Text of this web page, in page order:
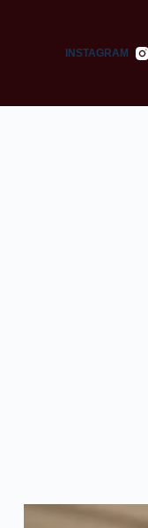
INSTAGRAM